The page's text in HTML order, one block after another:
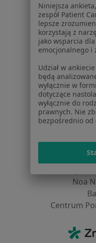
Blog
Dla
Noa
Centrum
Niniejsza
zespół Patient
lepsze
korzystają z
jako wsparcia
emocjonalnego i
Udział w
będą
wyłącznie w
dotyczące
wyłącznie do
prawnych. Nie
bezpośrednio od